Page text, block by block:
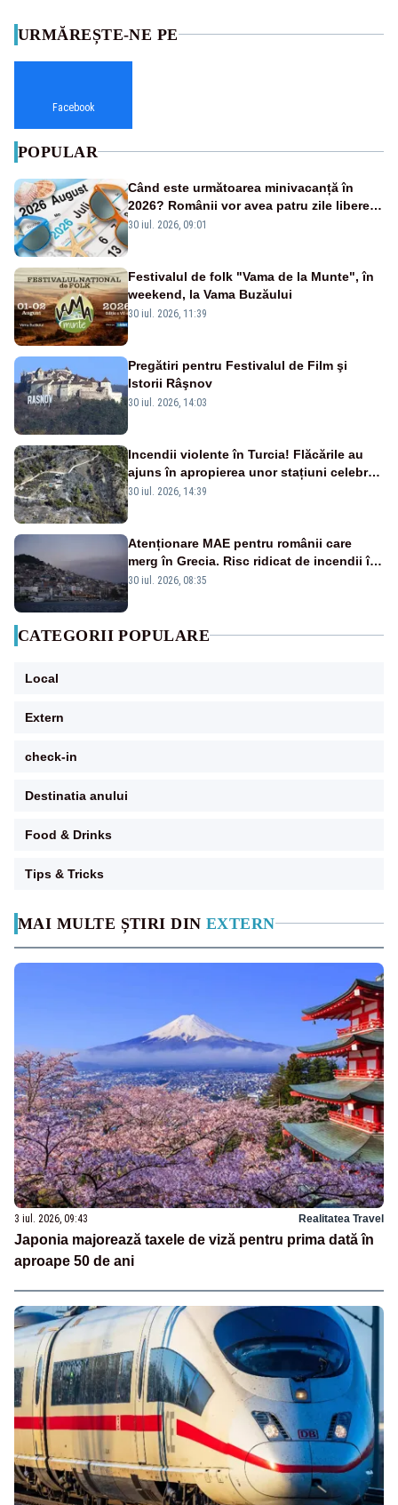
MAI MULTE ȘTIRI DIN EXTERN
3 iul. 2026, 09:43 Realitatea Travel
Japonia majorează taxele de viză pentru prima dată în
aproape 50 de ani
URMĂREȘTE-NE PE
Facebook
POPULAR
Când este următoarea minivacanță în
2026? Românii vor avea patru zile libere
consecutive
30 iul. 2026, 09:01
Festivalul de folk "Vama de la Munte", în
weekend, la Vama Buzăului
30 iul. 2026, 11:39
Pregătiri pentru Festivalul de Film şi
Istorii Râşnov
30 iul. 2026, 14:03
Incendii violente în Turcia! Flăcările au
ajuns în apropierea unor stațiuni celebre:
sute de persoane, evacuate
30 iul. 2026, 14:39
Atenționare MAE pentru românii care
merg în Grecia. Risc ridicat de incendii în
mai multe regiuni turistice FOTO
30 iul. 2026, 08:35
CATEGORII POPULARE
Local
Extern
check-in
Destinatia anului
Food & Drinks
Tips & Tricks